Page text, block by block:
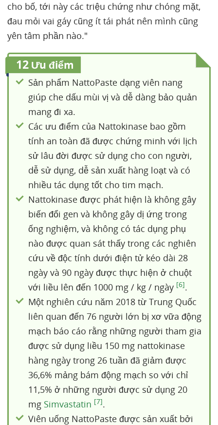
cho bố, tới này các triệu chứng như chóng mặt,
đau mỏi vai gáy cũng ít tái phát nên mình cũng
yên tâm phần nào."
12 Ưu điểm
Sản phẩm NattoPaste dạng viên nang
giúp che dấu mùi vị và dễ dàng bảo quản
mang đi xa.
Các ưu điểm của Nattokinase bao gồm
tính an toàn đã được chứng minh với lịch
sử lâu đời được sử dụng cho con người,
dễ sử dụng, dễ sản xuất hàng loạt và có
nhiều tác dụng tốt cho tim mạch.
Nattokinase được phát hiện là không gây
biến đổi gen và không gây dị ứng trong
ống nghiệm, và không có tác dụng phụ
nào được quan sát thấy trong các nghiên
cứu về độc tính dưới điện tử kéo dài 28
ngày và 90 ngày được thực hiện ở chuột
với liều lên đến 1000 mg / kg / ngày [6].
Một nghiên cứu năm 2018 từ Trung Quốc
liên quan đến 76 người lớn bị xơ vữa động
mạch báo cáo rằng những người tham gia
được sử dụng liều 150 mg nattokinase
hàng ngày trong 26 tuần đã giảm được
36,6% mảng bám động mạch so với chỉ
11,5% ở những người được sử dụng 20
mg Simvastatin [7].
Viên uống NattoPaste được sản xuất bởi